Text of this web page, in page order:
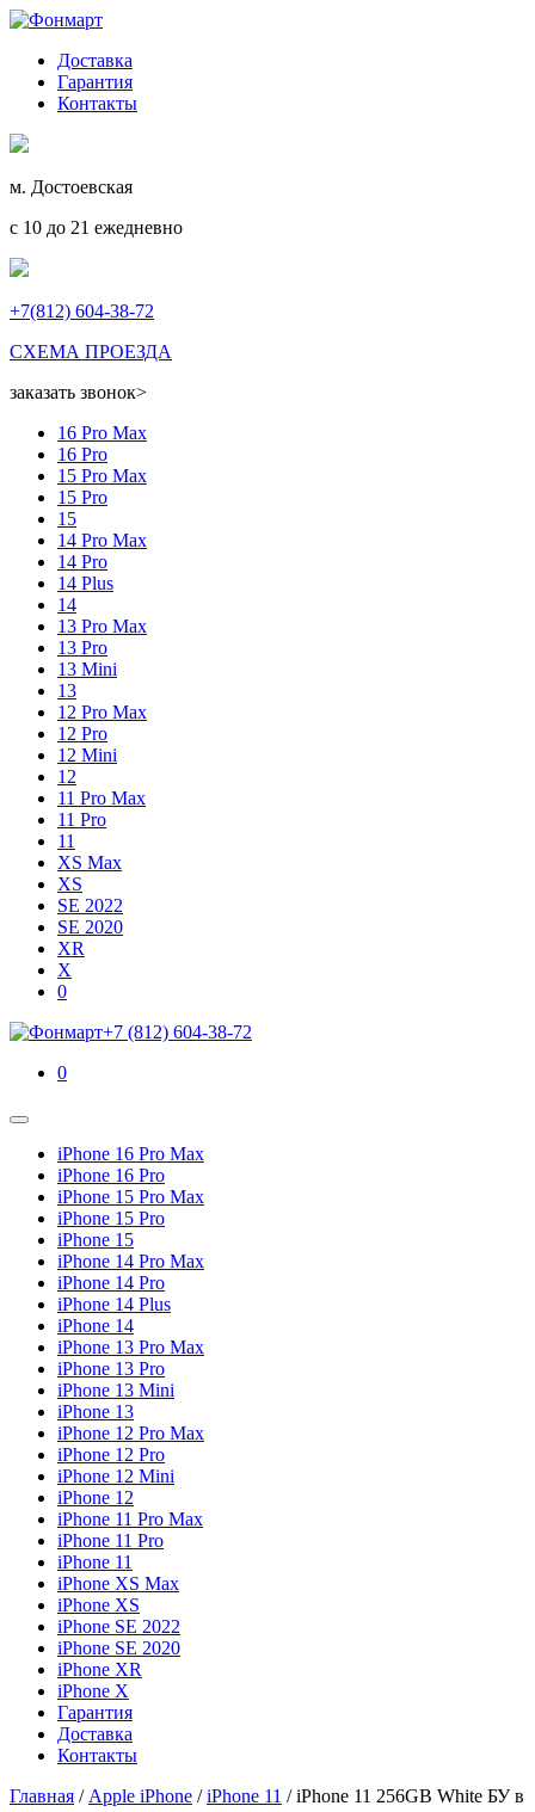
Доставка
Гарантия
Контакты
м. Достоевская
с 10 до 21 ежедневно
+7(812) 604-38-72
СХЕМА ПРОЕЗДА
заказать звонок>
16 Pro Max
16 Pro
15 Pro Max
15 Pro
15
14 Pro Max
14 Pro
14 Plus
14
13 Pro Max
13 Pro
13 Mini
13
12 Pro Max
12 Pro
12 Mini
12
11 Pro Max
11 Pro
11
XS Max
XS
SE 2022
SE 2020
XR
X
Shopping
0Items
Cart +7 (812) 604-38-72
Shopping
0Items
Menu
ToggleiPhone 16 Pro Max
iPhone 16 Pro
iPhone 15 Pro Max
iPhone 15 Pro
iPhone 15
iPhone 14 Pro Max
iPhone 14 Pro
iPhone 14 Plus
iPhone 14
iPhone 13 Pro Max
iPhone 13 Pro
iPhone 13 Mini
iPhone 13
iPhone 12 Pro Max
iPhone 12 Pro
iPhone 12 Mini
iPhone 12
iPhone 11 Pro Max
iPhone 11 Pro
iPhone 11
iPhone XS Max
iPhone XS
iPhone SE 2022
iPhone SE 2020
iPhone XR
iPhone X
Гарантия
Доставка
Контакты
Главная / Apple iPhone /iPhone 11 / iPhone 11 256GB White БУ в